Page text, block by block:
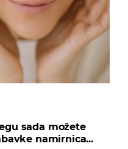
sada možete
namirnica...